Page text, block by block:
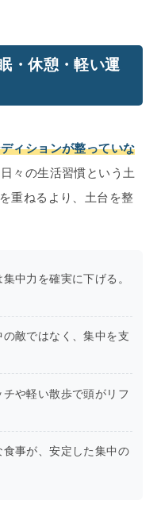
・休憩・軽い運
ィションが整っていな
々の生活習慣という土
重ねるより、土台を整
集中力を確実に下げる。
の敵ではなく、集中を支
や軽い散歩で頭がリフ
食事が、安定した集中の